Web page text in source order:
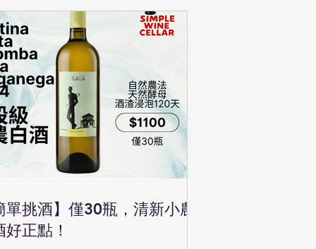
單挑酒】僅30瓶，清新小農
好正點！